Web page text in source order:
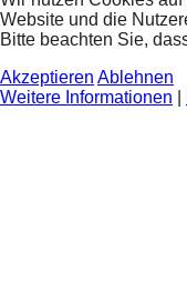
Website und die
Bitte beachten Sie,
Akzeptieren Ablehnen
Weitere Informationen